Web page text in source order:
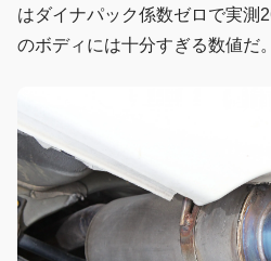
はダイナパック係数ゼロで実測
のボディには十分すぎる数値だ。